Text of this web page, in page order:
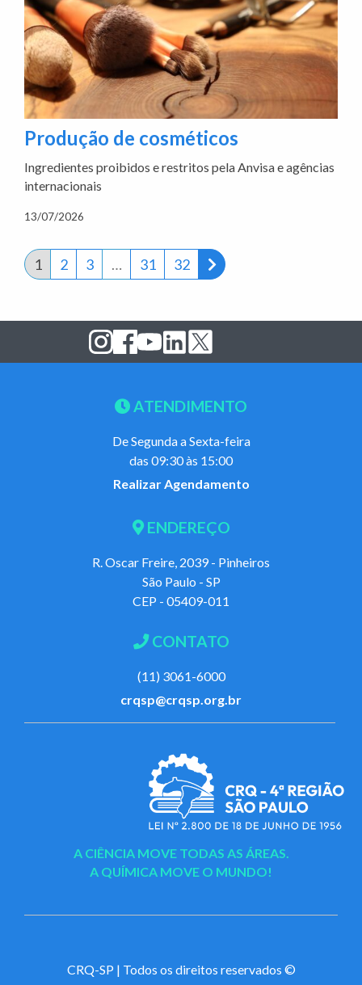
Produção de cosméticos
Ingredientes proibidos e restritos pela Anvisa e agências
internacionais
13/07/2026
1 2 3 … 31 32 Próxima página
ATENDIMENTO
De Segunda a Sexta-feira
das 09:30 às 15:00
Realizar Agendamento
ENDEREÇO
R. Oscar Freire, 2039 - Pinheiros
São Paulo - SP
CEP - 05409-011
CONTATO
(11) 3061-6000
crqsp@crqsp.org.br
A CIÊNCIA MOVE TODAS AS ÁREAS.
A QUÍMICA MOVE O MUNDO!
CRQ-SP | Todos os direitos reservados ©